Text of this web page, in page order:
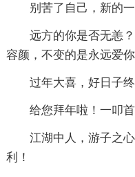
别苦了自己，新的一
远方的你是否无恙
容颜，不变的是永远爱
过年大喜，好日子
给您拜年啦！一叩
江湖中人，游子之
利！